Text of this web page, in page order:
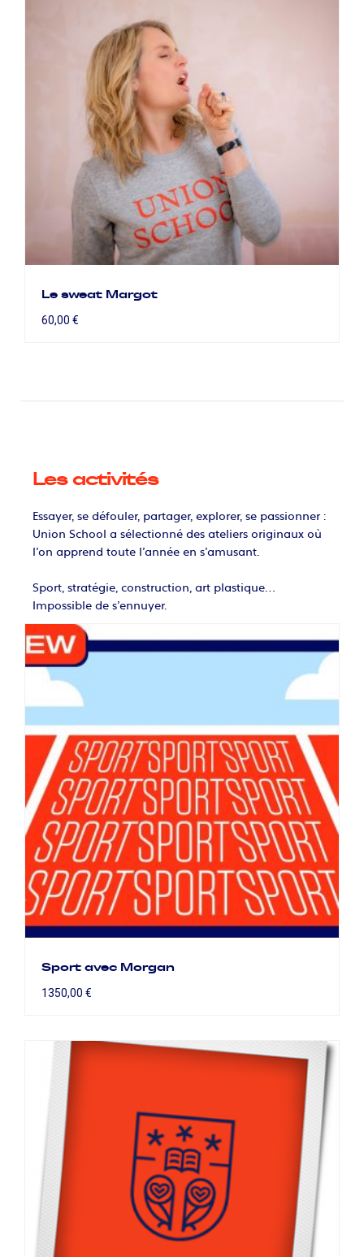
Le sweat Margot
60,00 €
Les activités
Essayer, se défouler, partager, explorer, se passionner :
Union School a sélectionné des ateliers originaux où
l’on apprend toute l’année en s’amusant.
Sport, stratégie, construction, art plastique…
Impossible de s’ennuyer.
Sport avec Morgan
1350,00 €